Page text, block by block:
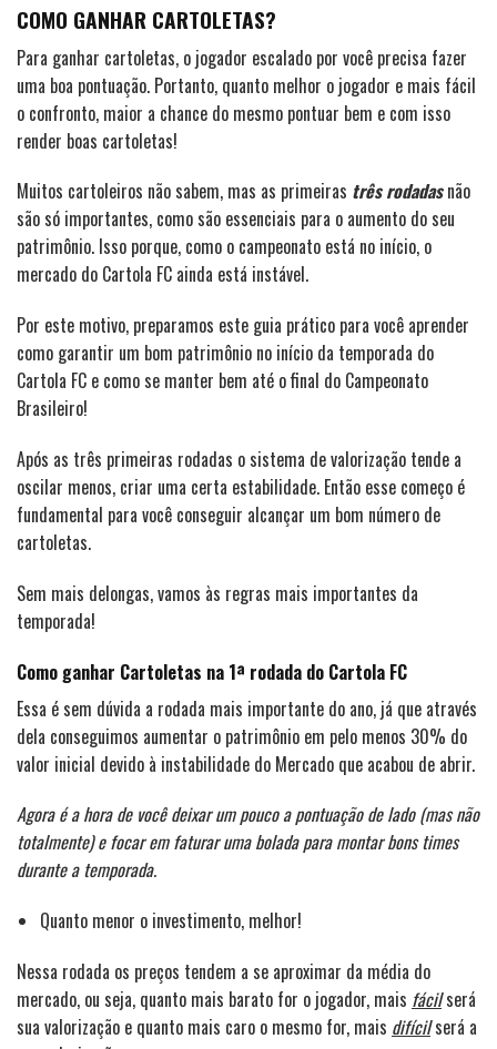
COMO GANHAR CARTOLETAS?
Para ganhar cartoletas, o jogador escalado por você precisa fazer
uma boa pontuação. Portanto, quanto melhor o jogador e mais fácil
o confronto, maior a chance do mesmo pontuar bem e com isso
render boas cartoletas!
Muitos cartoleiros não sabem, mas as primeiras três rodadasnão
são só importantes, como são essenciais para o aumento do seu
patrimônio. Isso porque, como o campeonato está no início, o
mercado do Cartola FC ainda está instável.
Por este motivo, preparamos este guia prático para você aprender
como garantir um bom patrimônio no início da temporada do
Cartola FC e como se manter bem até o final do Campeonato
Brasileiro!
Após as três primeiras rodadas o sistema de valorização tende a
oscilar menos, criar uma certa estabilidade. Então esse começo é
fundamental para você conseguir alcançar um bom número de
cartoletas.
Sem mais delongas, vamos às regras mais importantes da
temporada!
Como ganhar Cartoletas na 1ª rodada do Cartola FC
Essa é sem dúvida a rodada mais importante do ano, já que através
dela conseguimos aumentar o patrimônio em pelo menos 30% do
valor inicial devido à instabilidade do Mercado que acabou de abrir.
Agora é a hora de você deixar um pouco a pontuação de lado (mas não
totalmente) e focar em faturar uma bolada para montar bons times
durante a temporada.
Quanto menor o investimento, melhor!
Nessa rodada os preços tendem a se aproximar da média do
mercado, ou seja, quanto mais barato for o jogador, mais fácilserá
sua valorização e quanto mais caro o mesmo for, mais difícilserá a